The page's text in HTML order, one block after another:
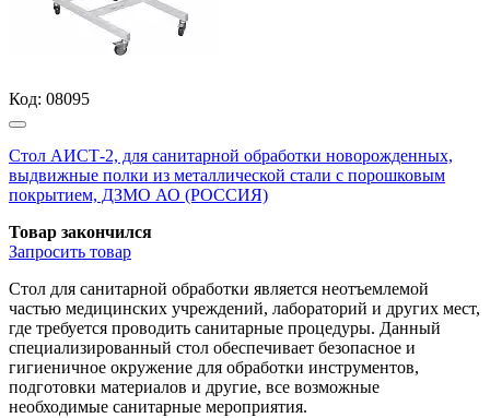
Код: 08095
Стол АИСТ-2, для санитарной обработки новорожденных,
выдвижные полки из металлической стали с порошковым
покрытием, ДЗМО АО (РОССИЯ)
Товар закончился
Запросить товар
Стол для санитарной обработки является неотъемлемой
частью медицинских учреждений, лабораторий и других мест,
где требуется проводить санитарные процедуры. Данный
специализированный стол обеспечивает безопасное и
гигиеничное окружение для обработки инструментов,
подготовки материалов и другие, все возможные
необходимые санитарные мероприятия.